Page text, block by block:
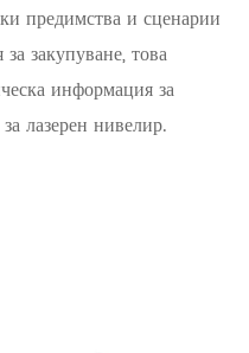
предимства и сценарии
закупуване, това
информация за
лазерен нивелир.